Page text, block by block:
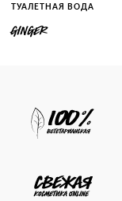
ТУАЛЕТНАЯ ВОДА
GINGER